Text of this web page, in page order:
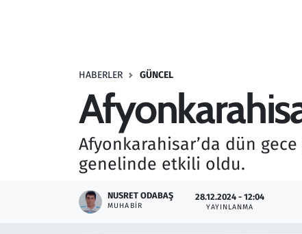
HABERLER GÜNCEL
Afyonkarahisar’da dün
genelinde etkili oldu.
NUSRET ODABAŞ
MUHABIR
28.12.2024 - 12:04
YAYINLANMA
Savunma Sanayi
Seçim 2023